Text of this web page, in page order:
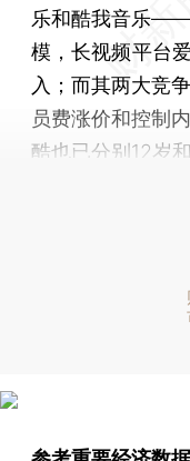
乐和酷我音乐——
模，长视频平台
入；而其两大竞
员费涨价和控制
酷也已分别12岁和